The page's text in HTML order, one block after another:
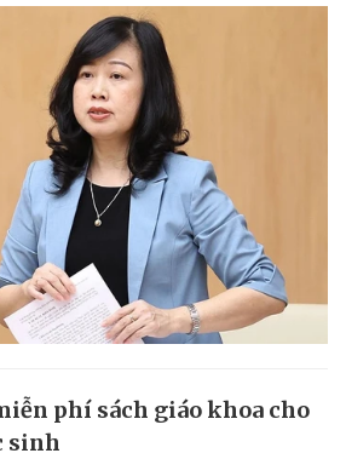
phí sách giáo khoa cho
sinh